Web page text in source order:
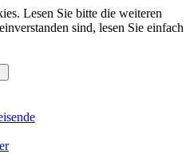
Lesen Sie bitte die weiteren
sind, lesen Sie einfach